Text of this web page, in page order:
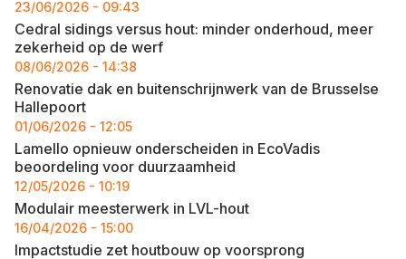
23/06/2026 - 09:43
Cedral sidings versus hout: minder onderhoud, meer
zekerheid op de werf
08/06/2026 - 14:38
Renovatie dak en buitenschrijnwerk van de Brusselse
Hallepoort
01/06/2026 - 12:05
Lamello opnieuw onderscheiden in EcoVadis
beoordeling voor duurzaamheid
12/05/2026 - 10:19
Modulair meesterwerk in LVL-hout
16/04/2026 - 15:00
Impactstudie zet houtbouw op voorsprong